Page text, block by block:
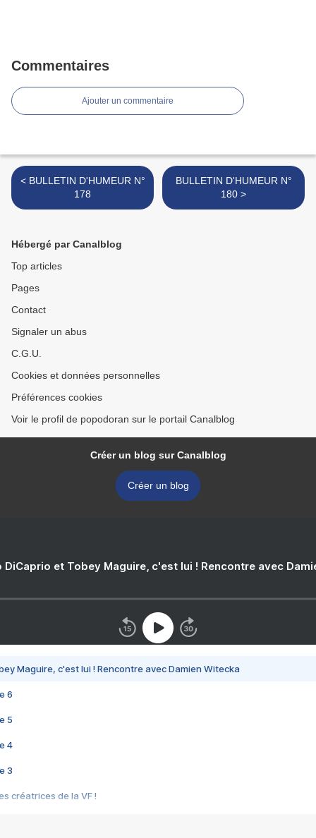
Commentaires
Ajouter un commentaire
< BULLETIN D'HUMEUR N°
178
BULLETIN D'HUMEUR N°
180 >
Hébergé par Canalblog
Top articles
Pages
Contact
Signaler un abus
C.G.U.
Cookies et données personnelles
Préférences cookies
Voir le profil de popodoran sur le portail Canalblog
Créer un blog sur Canalblog
Créer un blog
DiCaprio et Tobey Maguire, c'est lui ! Rencontre avec
Maguire, c'est lui ! Rencontre avec Damien Witecka
6
5
4
3
créatrices de la VF !